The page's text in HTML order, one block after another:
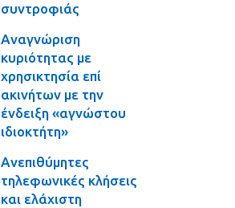
συντροφιάς
Αναγνώριση
κυριότητας με
χρησικτησία επί
ακινήτων με την
ένδειξη «αγνώστου
ιδιοκτήτη»
Ανεπιθύμητες
τηλεφωνικές κλήσεις
και ελάχιστη